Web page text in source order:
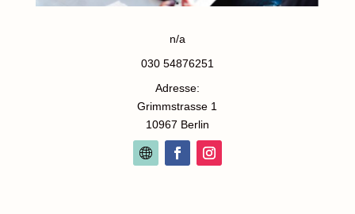
n/a
030 54876251
Adresse:
Grimmstrasse 1
10967 Berlin